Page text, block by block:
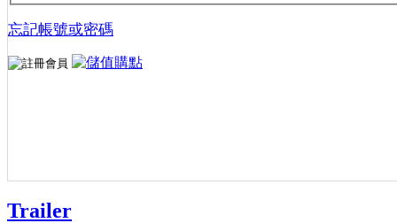
忘記帳號或密碼
Trailer